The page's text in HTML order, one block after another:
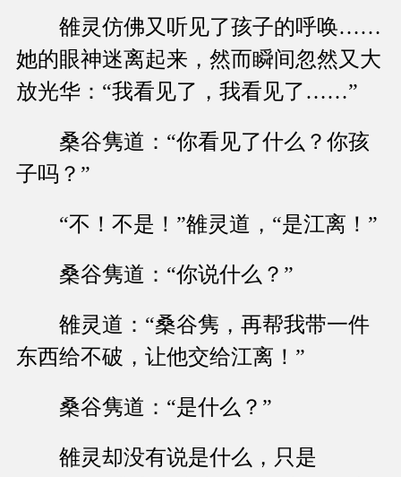
雒灵仿佛又听见了孩子的呼唤……
她的眼神迷离起来，然而瞬间忽然又大
放光华：“我看见了，我看见了……”
桑谷隽道：“你看见了什么？你孩
子吗？”
“不！不是！”雒灵道，“是江离！”
桑谷隽道：“你说什么？”
雒灵道：“桑谷隽，再帮我带一件
东西给不破，让他交给江离！”
桑谷隽道：“是什么？”
雒灵却没有说是什么，只是